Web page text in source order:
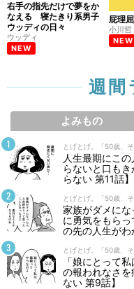
右手の指先だけで夢をか
なえる 寝たきり系男子
ウッディの日々
ウッディ
NEW
屁理
小川哲
NEW
週間
よみもの
とげとげ。「50歳、
人生最期にこ
らないと口も
らない 第11話】
とげとげ。「50歳、
家族がダメに
に勇気をもら
の先の人生がわ
とげとげ。「50歳、
「娘にとって
の報われなさ
ない 第9話】